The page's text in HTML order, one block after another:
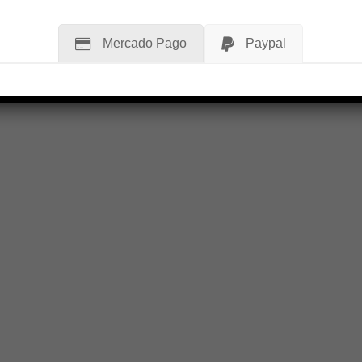
Mercado Pago Paypal